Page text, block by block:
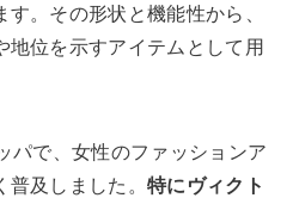
。その形状と機能性から、
地位を示すアイテムとして用
パで、女性のファッションア
普及しました。特にヴィクト